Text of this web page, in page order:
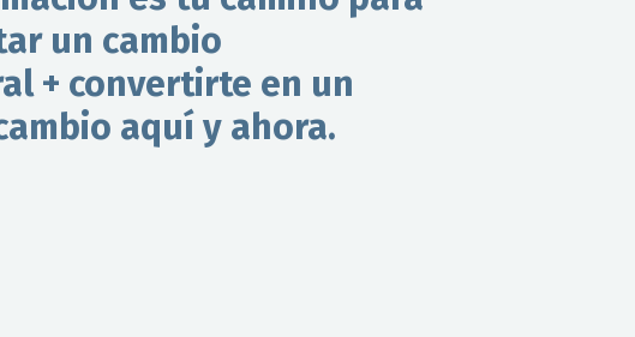
un cambio
+ convertirte en un
aquí y ahora.